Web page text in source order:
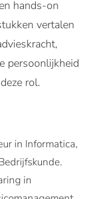
hands-on
vertalen
persoonlijkheid
rol.
in Informatica,
in